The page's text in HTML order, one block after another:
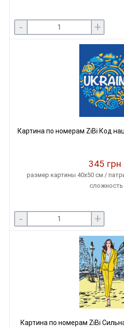
- +
Картина по номерам ZiBi Код
345 грн
размер картины 40х50 см /
сложность
- +
Картина по номерам ZiBi